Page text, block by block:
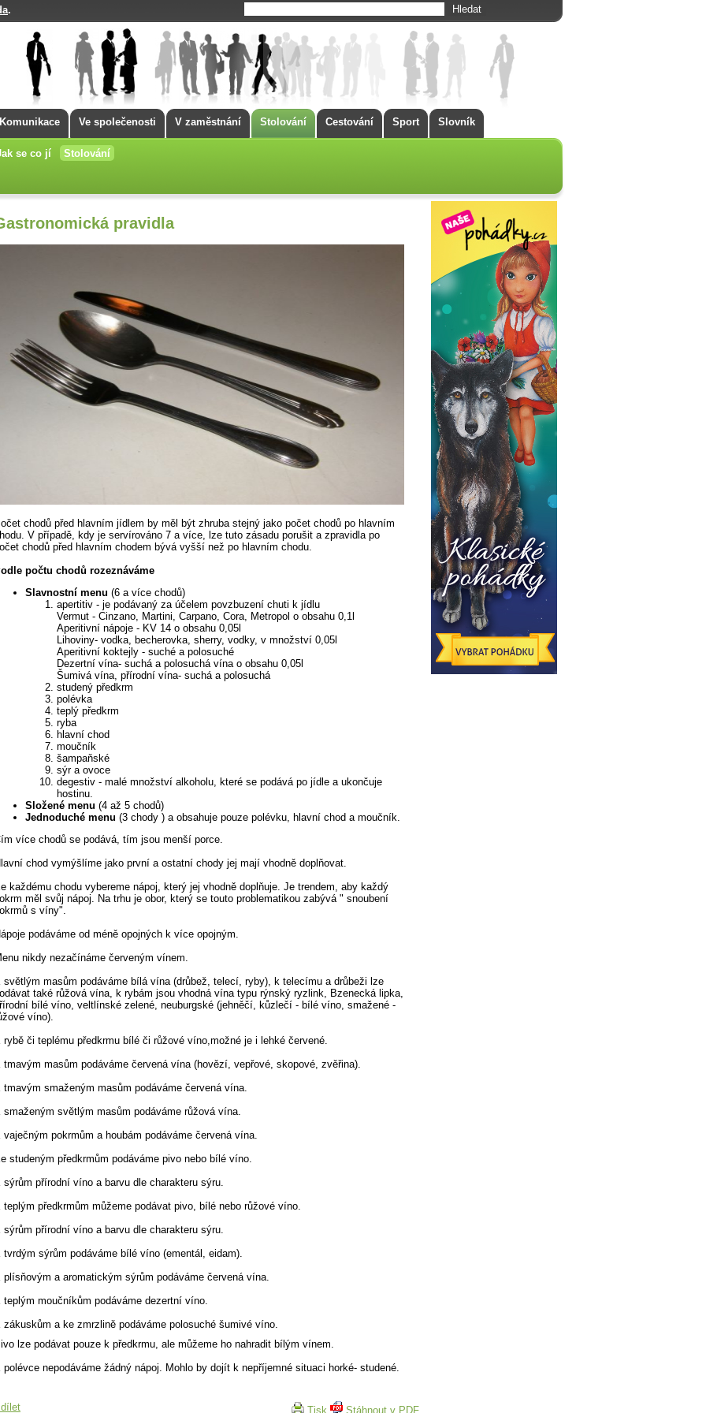
.
Komunikace Ve společenosti V zaměstnání Stolování Cestování Sport Slovník
se co jí Stolování
pravidla
chodů před hlavním jídlem by měl být zhruba stejný jako počet chodů po hlavním
V případě, kdy je servírováno 7 a více, lze tuto zásadu porušit a zpravidla po
chodů před hlavním chodem bývá vyšší než po hlavním chodu.
počtu chodů rozeznáváme
Slavnostní menu (6 a více chodů)
apertitiv - je podávaný za účelem povzbuzení chuti k jídlu
Vermut - Cinzano, Martini, Carpano, Cora, Metropol o obsahu 0,1l
Aperitivní nápoje - KV 14 o obsahu 0,05l
Lihoviny- vodka, becherovka, sherry, vodky, v množství 0,05l
Aperitivní koktejly - suché a polosuché
Dezertní vína- suchá a polosuchá vína o obsahu 0,05l
Šumivá vína, přírodní vína- suchá a polosuchá
studený předkrm
polévka
teplý předkrm
ryba
hlavní chod
moučník
šampaňské
sýr a ovoce
degestiv - malé množství alkoholu, které se podává po jídle a ukončuje
hostinu.
Složené menu (4 až 5 chodů)
Jednoduché menu (3 chody ) a obsahuje pouze polévku, hlavní chod a moučník.
více chodů se podává, tím jsou menší porce.
chod vymýšlíme jako první a ostatní chody jej mají vhodně doplňovat.
každému chodu vybereme nápoj, který jej vhodně doplňuje. Je trendem, aby každý
měl svůj nápoj. Na trhu je obor, který se touto problematikou zabývá " snoubení
s víny".
podáváme od méně opojných k více opojným.
nikdy nezačínáme červeným vínem.
světlým masům podáváme bílá vína (drůbež, telecí, ryby), k telecímu a drůbeži lze
také růžová vína, k rybám jsou vhodná vína typu rýnský ryzlink, Bzenecká lipka,
bílé víno, veltlínské zelené, neuburgské (jehněčí, kůzlečí - bílé víno, smažené -
víno).
rybě či teplému předkrmu bílé či růžové víno,možné je i lehké červené.
tmavým masům podáváme červená vína (hovězí, vepřové, skopové, zvěřina).
tmavým smaženým masům podáváme červená vína.
smaženým světlým masům podáváme růžová vína.
vaječným pokrmům a houbám podáváme červená vína.
studeným předkrmům podáváme pivo nebo bílé víno.
sýrům přírodní víno a barvu dle charakteru sýru.
teplým předkrmům můžeme podávat pivo, bílé nebo růžové víno.
sýrům přírodní víno a barvu dle charakteru sýru.
tvrdým sýrům podáváme bílé víno (ementál, eidam).
plísňovým a aromatickým sýrům podáváme červená vína.
teplým moučníkům podáváme dezertní víno.
zákuskům a ke zmrzlině podáváme polosuché šumivé víno.
lze podávat pouze k předkrmu, ale můžeme ho nahradit bílým vínem.
polévce nepodáváme žádný nápoj. Mohlo by dojít k nepříjemné situaci horké- studené.
Tisk Stáhnout v PDF